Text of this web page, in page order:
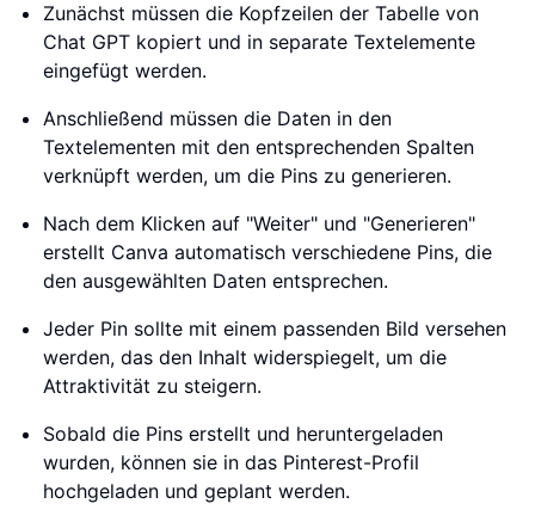
Zunächst müssen die Kopfzeilen der Tabelle von
Chat GPT kopiert und in separate Textelemente
eingefügt werden.
Anschließend müssen die Daten in den
Textelementen mit den entsprechenden Spalten
verknüpft werden, um die Pins zu generieren.
Nach dem Klicken auf "Weiter" und "Generieren"
erstellt Canva automatisch verschiedene Pins, die
den ausgewählten Daten entsprechen.
Jeder Pin sollte mit einem passenden Bild versehen
werden, das den Inhalt widerspiegelt, um die
Attraktivität zu steigern.
Sobald die Pins erstellt und heruntergeladen
wurden, können sie in das Pinterest-Profil
hochgeladen und geplant werden.